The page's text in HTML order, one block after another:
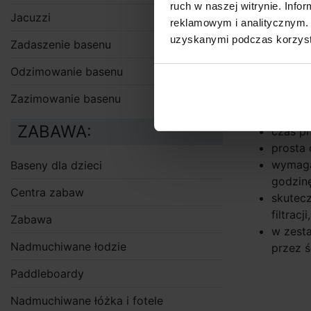
ruch w naszej witrynie.
reklamowym i
uzyskanymi podczas
powrotnych
dwie
czas
prosta
w
przez
Jacuzzi
Zadaszenie basenu
Odzimowanie basenu
Zazimowanie basenu
ZABAWA:
Baseny dla dzieci
Centra zabaw
Zabawa
Nadmuchiwane łodzie
Paddleboardy
Nadmuchiwane łóżka i fotele